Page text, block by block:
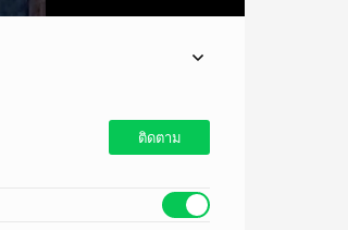
ติดตาม